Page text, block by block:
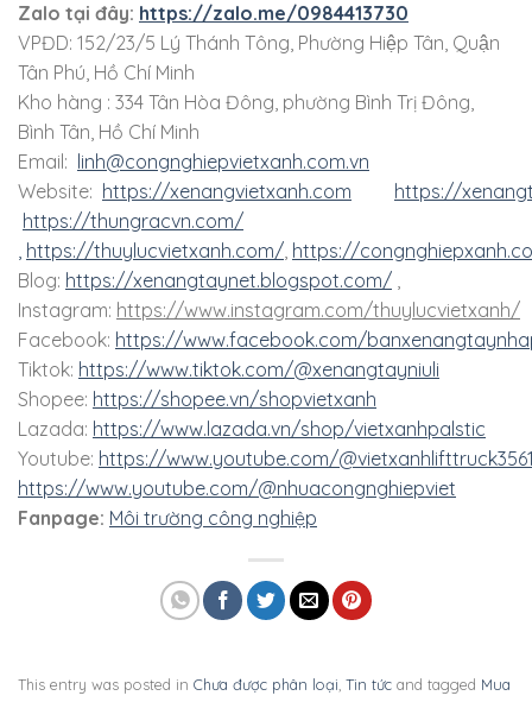
Zalo tại đây: https://zalo.me/0984413730
VPĐD: 152/23/5 Lý Thánh Tông, Phường Hiệp Tân, Quận
Tân Phú, Hồ Chí Minh
Kho hàng : 334 Tân Hòa Đông, phường Bình Trị Đông,
Bình Tân, Hồ Chí Minh
Email: linh@congnghiepvietxanh.com.vn
Website: https://xenangvietxanh.com
https://
https://thungracvn.com/
, https://thuylucvietxanh.com/, https://
Blog: https://xenangtaynet.blogspot.com/ ,
Instagram: https://www.instagram.com/thuylucvietxanh/
Facebook: https://www.facebook.com/
Tiktok: https://www.tiktok.com/@xenangtayniuli
Shopee: https://shopee.vn/shopvietxanh
Lazada: https://www.lazada.vn/shop/vietxanhpalstic
Youtube: https://www.youtube.com/
https://www.youtube.com/@nhuacongnghiepviet
Fanpage: Môi trường công nghiệp
This entry was posted in Chưa được phân loại Tin tức and tagged Mua